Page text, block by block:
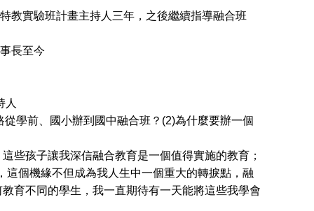
實驗班計畫主持人三年，之後繼續指導融合班
長至今
人
前、國小辦到國中融合班？(2)為什麼要辦一個
孩子讓我深信融合教育是一個值得實施的教育；
個機緣不但成為我人生中一個重大的轉捩點，融
育不同的學生，我一直期待有一天能將這些我學會